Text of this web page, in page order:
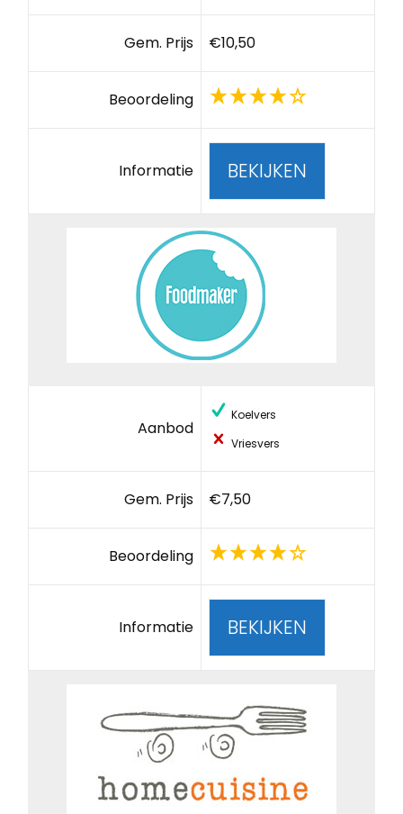
Gem. Prijs €10,50
Beoordeling
Informatie BEKIJKEN
Aanbod
Koelvers
Vriesvers
Gem. Prijs €7,50
Beoordeling
Informatie BEKIJKEN